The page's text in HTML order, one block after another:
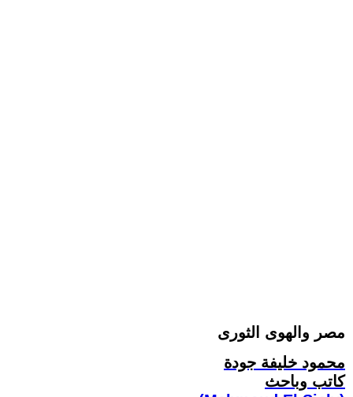
مصر والهوى الثورى
محمود خليفة جودة
كاتب وباحث